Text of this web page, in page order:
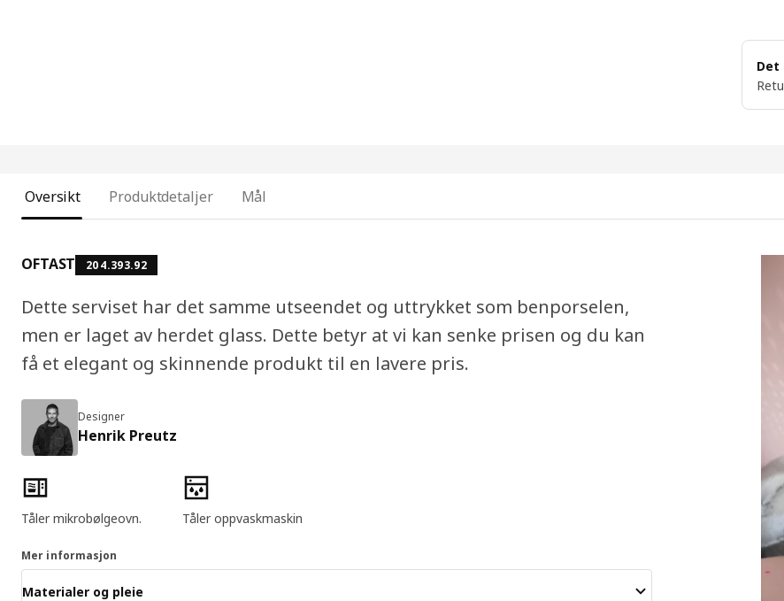
Det
Oversikt Produktdetaljer Mål
OFTAST 204.393.92
Dette serviset har det samme utseendet og uttrykket som benporselen,
men er laget av herdet glass. Dette betyr at vi kan senke prisen og du kan
få et elegant og skinnende produkt til en lavere pris.
Designer
Henrik Preutz
Produktfunksjoner
Tåler mikrobølgeovn. Tåler oppvaskmaskin
Mer informasjon
Materialer og pleie